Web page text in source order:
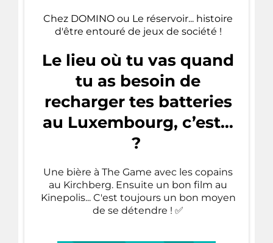
Chez DOMINO ou Le réservoir... histoire
d'être entouré de jeux de société !
Le lieu où tu vas quand
tu as besoin de
recharger tes batteries
au Luxembourg, c’est…
?
Une bière à The Game avec les copains
au Kirchberg. Ensuite un bon film au
Kinepolis... C'est toujours un bon moyen
de se détendre ! ✅